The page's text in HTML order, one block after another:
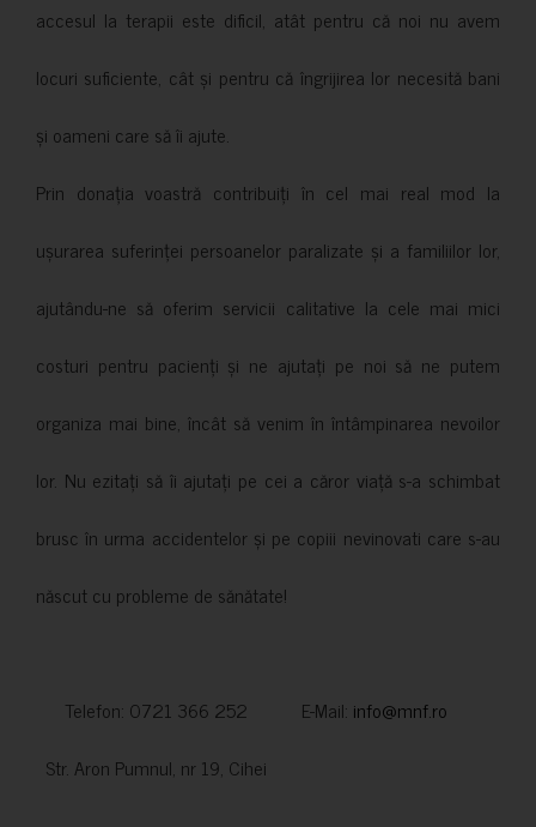
accesul la terapii este dificil, atât pentru că noi nu avem
locuri suficiente, cât și pentru că îngrijirea lor necesită bani
și oameni care să îi ajute.
Prin donația voastră contribuiți în cel mai real mod la
ușurarea suferinței persoanelor paralizate și a familiilor lor,
ajutându-ne să oferim servicii calitative la cele mai mici
costuri pentru pacienți și ne ajutați pe noi să ne putem
organiza mai bine, încât să venim în întâmpinarea nevoilor
lor. Nu ezitați să îi ajutați pe cei a căror viață s-a schimbat
brusc în urma accidentelor și pe copiii nevinovati care s-au
născut cu probleme de sănătate!
Telefon: 0721 366 252 E-Mail: info@mnf.ro
Str. Aron Pumnul, nr 19, Cihei